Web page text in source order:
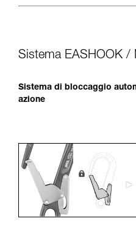
Sistema EASHOOK /
Sistema di bloccaggio
azione